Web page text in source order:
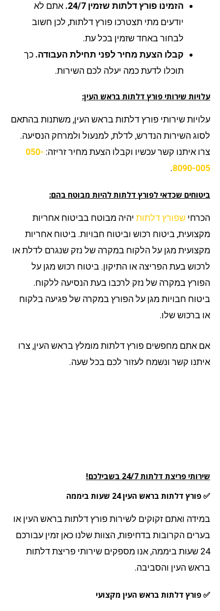
הזמינו פורץ דלתות שזמין 24/7.
אתם לא
יודעים מתי תצטרכו פורץ דלתות, לכן חשוב
לבחור באחד שזמין בכל עת.
קבלו הצעת מחיר לפני תחילת העבודה.כך
תוכלו לדעת כמה יעלה לכם השירות.
שירותי פורץ דלתות בראש העין:
שירותי פורץ דלתות בראש העין, משתנות בהתאם
השירות הנדרש, לדלת, למנעול ולמרחק הנסיעה.
איתנו קשר עכשיו וקבלו הצעת מחיר זריזה:050-
8090-
.
שכדאי לפורץ דלתות להיות מבוטח בהם:
שפורץ דלתותיהיה מבוטח בביטוח אחריות
ביטוח רכוש וביטוח חבויות. ביטוח אחריות
מגן על הלקוח במקרה של נזק שנגרם לדלת או
בעת הפריצה או התיקון. ביטוח רכוש מגן על
במקרה של נזק לרכבו בעת הנסיעה ללקוח.
חבויות מגן על הפורץ במקרה של פגיעה בלקוח
ברכוש שלו.
אתם מחפשים פורץ דלתות מומלץ בראש העין, צרו
קשר ונשמח לעזור לכם בכל שעה.
פריצת דלתות 24/7 בשבילכם!
דלתות בראש העין 24 שעות ביממה
ואתם זקוקים לשירות פורץ דלתות בראש העין או
הקרובות בדחיפות, הצוות שלנו כאן זמין עבורכם
24 שעות ביממה, אנו מספקים שירותי פריצת דלתות
העין והסביבה.
פורץ דלתות בראש העין מקצועי